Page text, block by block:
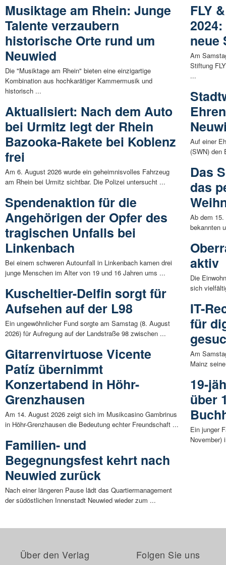
Musiktage am Rhein: Junge
Talente verzaubern
historische Orte rund um
Neuwied
Die "Musiktage am Rhein" bieten eine einzigartige
Kombination aus hochkarätiger Kammermusik und
historisch ...
Aktualisiert: Nach dem Auto
bei Urmitz legt der Rhein
Bazooka-Rakete bei Koblenz
frei
Am 6. August 2026 wurde ein geheimnisvolles Fahrzeug
am Rhein bei Urmitz sichtbar. Die Polizei untersucht ...
Spendenaktion für die
Angehörigen der Opfer des
tragischen Unfalls bei
Linkenbach
Bei einem schweren Autounfall in Linkenbach kamen drei
junge Menschen im Alter von 19 und 16 Jahren ums ...
Kuscheltier-Delfin sorgt für
Aufsehen auf der L98
Ein ungewöhnlicher Fund sorgte am Samstag (8. August
2026) für Aufregung auf der Landstraße 98 zwischen ...
Gitarrenvirtuose Vicente
Patíz übernimmt
Konzertabend in Höhr-
Grenzhausen
Am 14. August 2026 zeigt sich im Musikcasino Gambrinus
in Höhr-Grenzhausen die Bedeutung echter Freundschaft ...
Familien- und
Begegnungsfest kehrt nach
Neuwied zurück
Nach einer längeren Pause lädt das Quartiermanagement
der südöstlichen Innenstadt Neuwied wieder zum ...
FLY
neue
Am
Stiftung
...
Auf einer
(SWN) den
Das
das
Ab dem
bekannten
aktiv
Die
sich
IT-
für
Am
Mainz
19-
über
Ein junger
November)
Über den Verlag Folgen Sie uns